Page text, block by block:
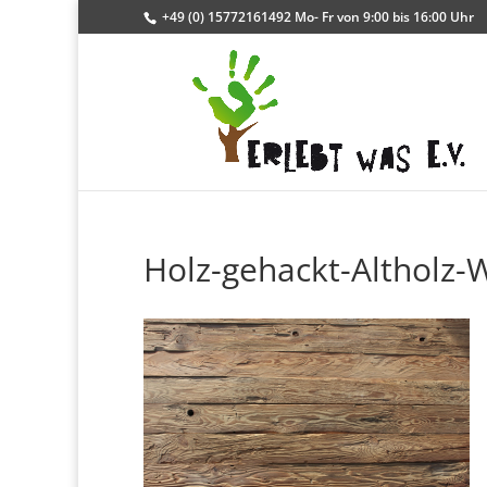
+49 (0) 15772161492 Mo- Fr von 9:00 bis 16:00 Uhr
Holz-gehackt-Altholz-